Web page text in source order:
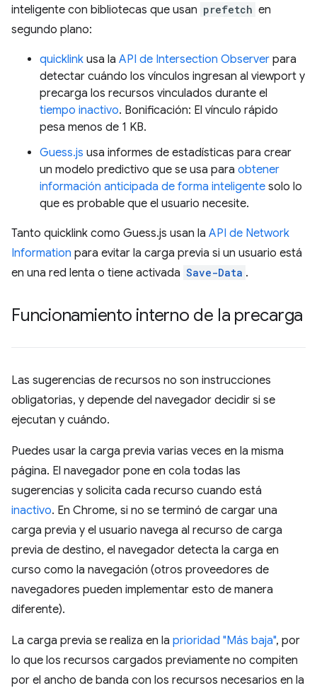
inteligente con bibliotecas que usan prefetch en
segundo plano:
quicklink usa la API de Intersection Observer para
detectar cuándo los vínculos ingresan al viewport y
precarga los recursos vinculados durante el
tiempo inactivo. Bonificación: El vínculo rápido
pesa menos de 1 KB.
Guess.js usa informes de estadísticas para crear
un modelo predictivo que se usa para obtener
información anticipada de forma inteligente solo lo
que es probable que el usuario necesite.
Tanto quicklink como Guess.js usan la API de Network
Information para evitar la carga previa si un usuario está
en una red lenta o tiene activada Save-Data .
Funcionamiento interno de la precarga
Las sugerencias de recursos no son instrucciones
obligatorias, y depende del navegador decidir si se
ejecutan y cuándo.
Puedes usar la carga previa varias veces en la misma
página. El navegador pone en cola todas las
sugerencias y solicita cada recurso cuando está
inactivo. En Chrome, si no se terminó de cargar una
carga previa y el usuario navega al recurso de carga
previa de destino, el navegador detecta la carga en
curso como la navegación (otros proveedores de
navegadores pueden implementar esto de manera
diferente).
La carga previa se realiza en la prioridad "Más baja", por
lo que los recursos cargados previamente no compiten
por el ancho de banda con los recursos necesarios en la